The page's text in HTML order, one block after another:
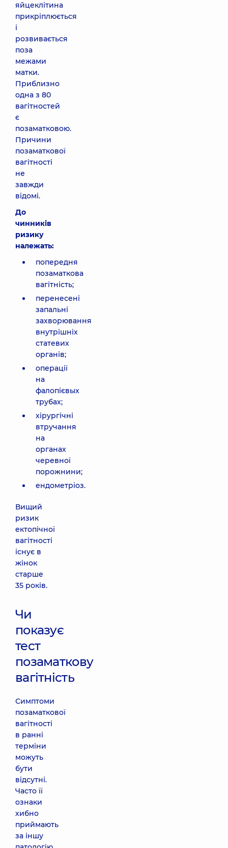
яйцеклітина
прикріплюється
і
розвивається
поза
межами
матки.
Приблизно
одна з 80
вагітностей
є
позаматковою.
Причини
позаматкової
вагітності
не
завжди
відомі.
До
чинників
ризику
належать:
попередня
позаматкова
вагітність;
перенесені
запальні
захворювання
внутрішніх
статевих
органів;
операції
на
фалопієвых
трубах;
хірургічні
втручання
на
органах
черевної
порожнини;
ендометріоз.
Вищий
ризик
ектопічної
вагітності
існує в
жінок
старше
35 років.
Чи
показує
тест
позаматкову
вагітність
Симптоми
позаматкової
вагітності
в ранні
терміни
можуть
бути
відсутні.
Часто її
ознаки
хибно
приймають
за іншу